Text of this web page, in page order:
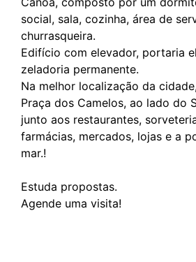
social, sala, cozinha, área de
churrasqueira.
Edifício com elevador, portaria
zeladoria permanente.
Na melhor localização da
Praça dos Camelos, ao lado do
junto aos restaurantes,
farmácias, mercados, lojas e a
mar.!
Estuda propostas.